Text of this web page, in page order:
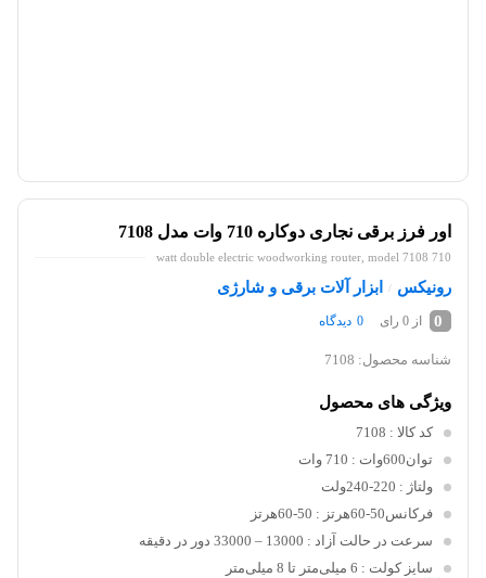
اور فرز برقی نجاری دوکاره 710 وات مدل 7108
710 watt double electric woodworking router, model 7108
رونیکس /
ابزار آلات برقی و شارژی
0
از 0 رای 0 دیدگاه
شناسه محصول: 7108
ویژگی های محصول
کد کالا : 7108
توان600وات
: 710 وات
ولتاژ : 220-240ولت
فرکانس50-60هرتز
: 50-60هرتز
سرعت در حالت آزاد : 13000 – 33000 دور در دقیقه
سایز کولت : 6 میلی‌متر تا 8 میلی‌متر